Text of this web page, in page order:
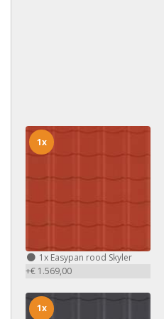
1x Easypan rood Skyler
+€ 1.569,00
1x
1x